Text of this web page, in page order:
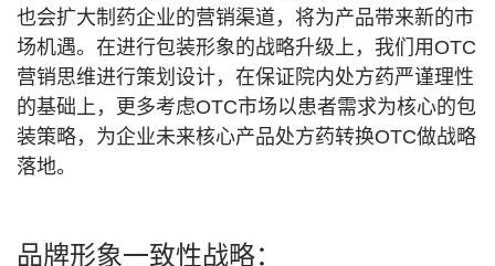
也会扩大制药企业的营销渠道，将为产品带来新的市
场机遇。在进行包装形象的战略升级上，我们用OTC
营销思维进行策划设计，在保证院内处方药严谨理性
的基础上，更多考虑OTC市场以患者需求为核心的包
装策略，为企业未来核心产品处方药转换OTC做战略
落地。
品牌形象一致性战略：